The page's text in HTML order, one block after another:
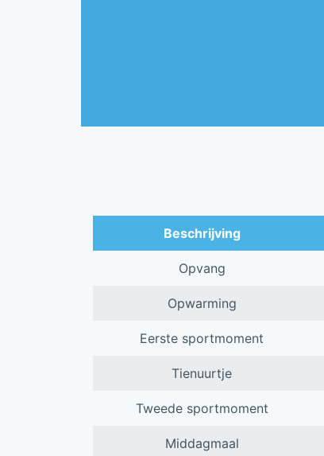
Beschrijving
Opvang
Opwarming
Eerste sportmoment
Tienuurtje
Tweede sportmoment
Middagmaal